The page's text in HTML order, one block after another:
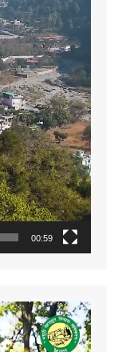
00:59